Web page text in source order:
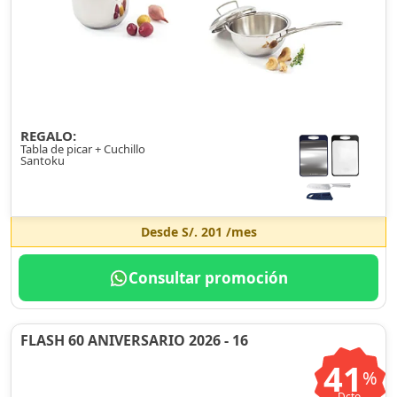
REGALO:
Tabla de picar + Cuchillo
Santoku
Desde S/. 201 /mes
Consultar promoción
FLASH 60 ANIVERSARIO 2026 - 16
41 %